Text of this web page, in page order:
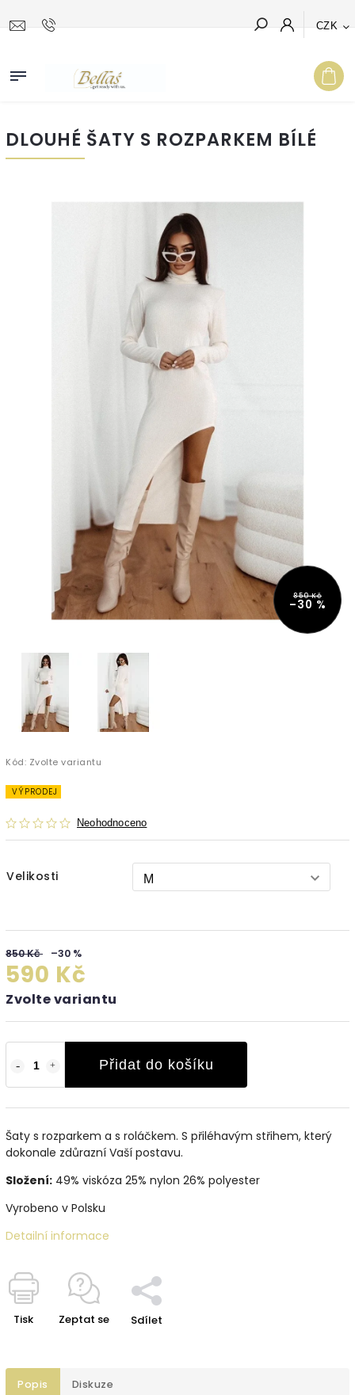
CZK
Hledat
DLOUHÉ ŠATY S ROZPARKEM BÍLÉ
850 Kč
–30 %
Kód: Zvolte variantu
VÝPRODEJ
Neohodnoceno
Velikosti
850 Kč –30 %
590 Kč
Zvolte variantu
Přidat do košíku
Šaty s rozparkem a s roláčkem. S přiléhavým střihem, který
dokonale zdůrazní Vaší postavu.
Složení: 49% viskóza 25% nylon 26% polyester
Vyrobeno v Polsku
Detailní informace
Tisk Zeptat se Sdílet
Popis Diskuze